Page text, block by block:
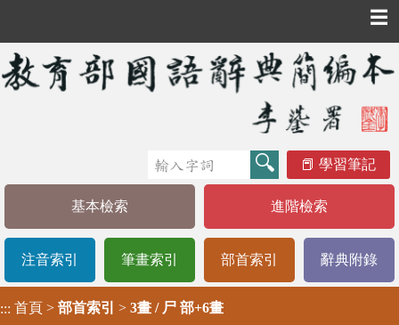
☰
學習筆記
基本檢索 進階檢索
注音索引 筆畫索引 部首索引 辭典附錄
::: 首頁 > 部首索引 > 3畫 / 尸 部+6畫